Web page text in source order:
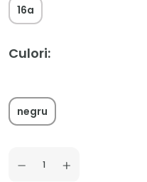
16a
Culori:
negru